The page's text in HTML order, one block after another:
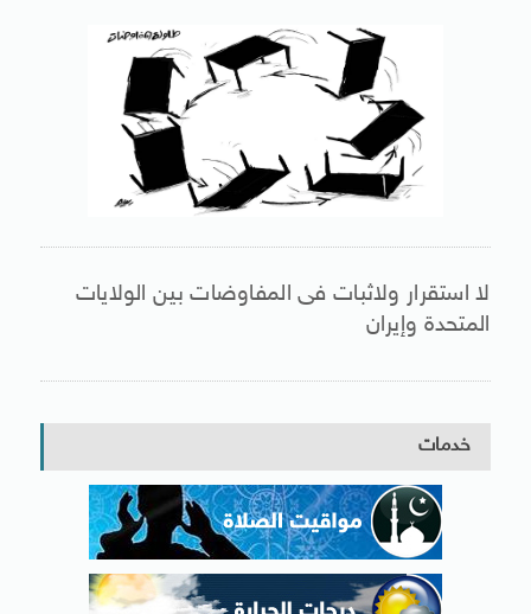
لا استقرار ولاثبات فى المفاوضات بين الولايات
المتحدة وإيران
خدمات